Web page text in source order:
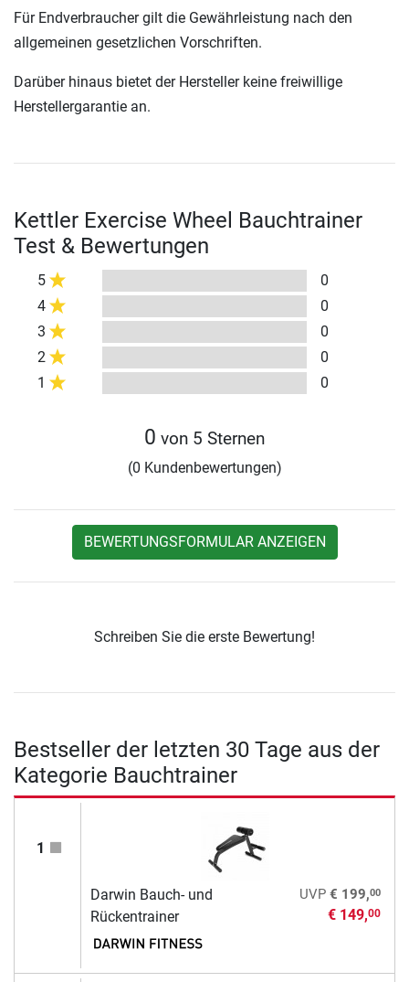
Für Endverbraucher gilt die Gewährleistung nach den
allgemeinen gesetzlichen Vorschriften.
Darüber hinaus bietet der Hersteller keine freiwillige
Herstellergarantie an.
Kettler Exercise Wheel Bauchtrainer
Test & Bewertungen
5
0
4
0
3
0
2
0
1
0
0 von 5 Sternen
(0 Kundenbewertungen)
BEWERTUNGSFORMULAR ANZEIGEN
Schreiben Sie die erste Bewertung!
Bestseller der letzten 30 Tage aus der
Kategorie Bauchtrainer
1
Darwin Bauch- und
Rückentrainer
UVP € 199,00
€ 149,00